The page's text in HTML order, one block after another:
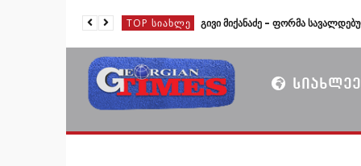
TOP ᲡᲘᲐᲮᲚᲔ
TOP ᲡᲘᲐᲮᲚᲔ
TOP ᲡᲘᲐᲮᲚᲔ